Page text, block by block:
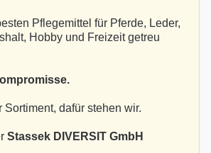
Pflegemittel für Pferde, Leder,
Hobby und Freizeit getreu
Sortiment, dafür stehen wir.
Stassek DIVERSIT GmbH